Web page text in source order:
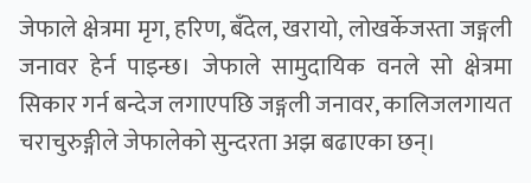
जेफाले क्षेत्रमा मृग, हरिण, बँदेल, खरायो, लोखर्केजस्ता जङ्गली
जनावर हेर्न पाइन्छ। जेफाले सामुदायिक वनले सो क्षेत्रमा
सिकार गर्न बन्देज लगाएपछि जङ्गली जनावर, कालिजलगायत
चराचुरुङ्गीले जेफालेको सुन्दरता अझ बढाएका छन्।